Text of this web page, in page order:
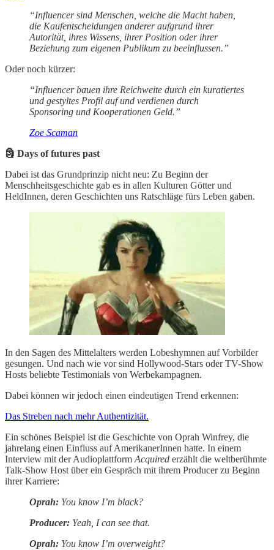
“Influencer sind Menschen, welche die Macht haben,
die Kaufentscheidungen anderer aufgrund ihrer
Autorität, ihres Wissens, ihrer Position oder ihrer
Beziehung zum eigenen Publikum zu beeinflussen.”
Oder noch kürzer:
“Influencer bauen ihre Reichweite durch ein kuratiertes
und gestyltes Profil auf und verdienen durch
Sponsoring und Kooperationen Geld.”
Zoe Scaman
🗿 Days of futures past
Dabei ist das Grundprinzip nicht neu: Zu Beginn der
Menschheitsgeschichte gab es in allen Kulturen Götter und
HeldInnen, deren Geschichten uns Ratschläge fürs Leben gaben.
In den Sagen des Mittelalters werden Lobeshymnen auf Vorbilder
gesungen. Und nach wie vor sind Hollywood-Stars oder TV-Show
Hosts beliebte Testimonials von Werbekampagnen.
Dabei können wir jedoch einen eindeutigen Trend erkennen:
Das Streben nach mehr Authentizität.
Ein schönes Beispiel ist die Geschichte von Oprah Winfrey, die
jahrelang einen Einfluss auf AmerikanerInnen hatte. In einem
Interview mit der Audioplattform Acquired erzählt die weltberühmte
Talk-Show Host über ein Gespräch mit ihrem Producer zu Beginn
ihrer Karriere:
Oprah: You know I’m black?
Producer: Yeah, I can see that.
Oprah: You know I’m overweight?